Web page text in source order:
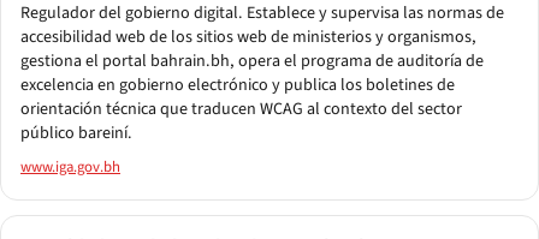
Regulador del gobierno digital. Establece y supervisa las normas de
accesibilidad web de los sitios web de ministerios y organismos,
gestiona el portal bahrain.bh, opera el programa de auditoría de
excelencia en gobierno electrónico y publica los boletines de
orientación técnica que traducen WCAG al contexto del sector
público bareiní.
www.iga.gov.bh